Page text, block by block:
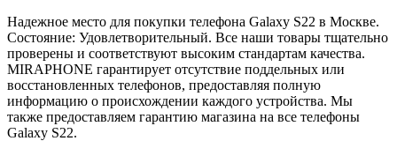
Надежное место для покупки телефона Galaxy S22 в Москве.
Состояние: Удовлетворительный. Все наши товары тщательно
проверены и соответствуют высоким стандартам качества.
MIRAPHONE гарантирует отсутствие поддельных или
восстановленных телефонов, предоставляя полную
информацию о происхождении каждого устройства. Мы
также предоставляем гарантию магазина на все телефоны
Galaxy S22.